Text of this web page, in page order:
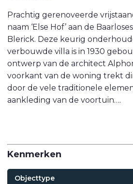
Prachtig gerenoveerde
naam ‘Else Hof’ aan de
Blerick. Deze keurig
verbouwde villa is in 1930
ontwerp van de architect
voorkant van de woning trekt
door de vele traditionele
aankleding van de voortuin….
Kenmerken
Objecttype